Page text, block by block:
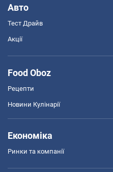
Авто
Тест Драйв
Акції
Food Oboz
Рецепти
Новини Кулінарії
Економіка
Ринки та компанії